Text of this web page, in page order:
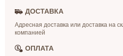
ДОСТАВКА
Адресная доставка или доставка на
компанией
ОПЛАТА